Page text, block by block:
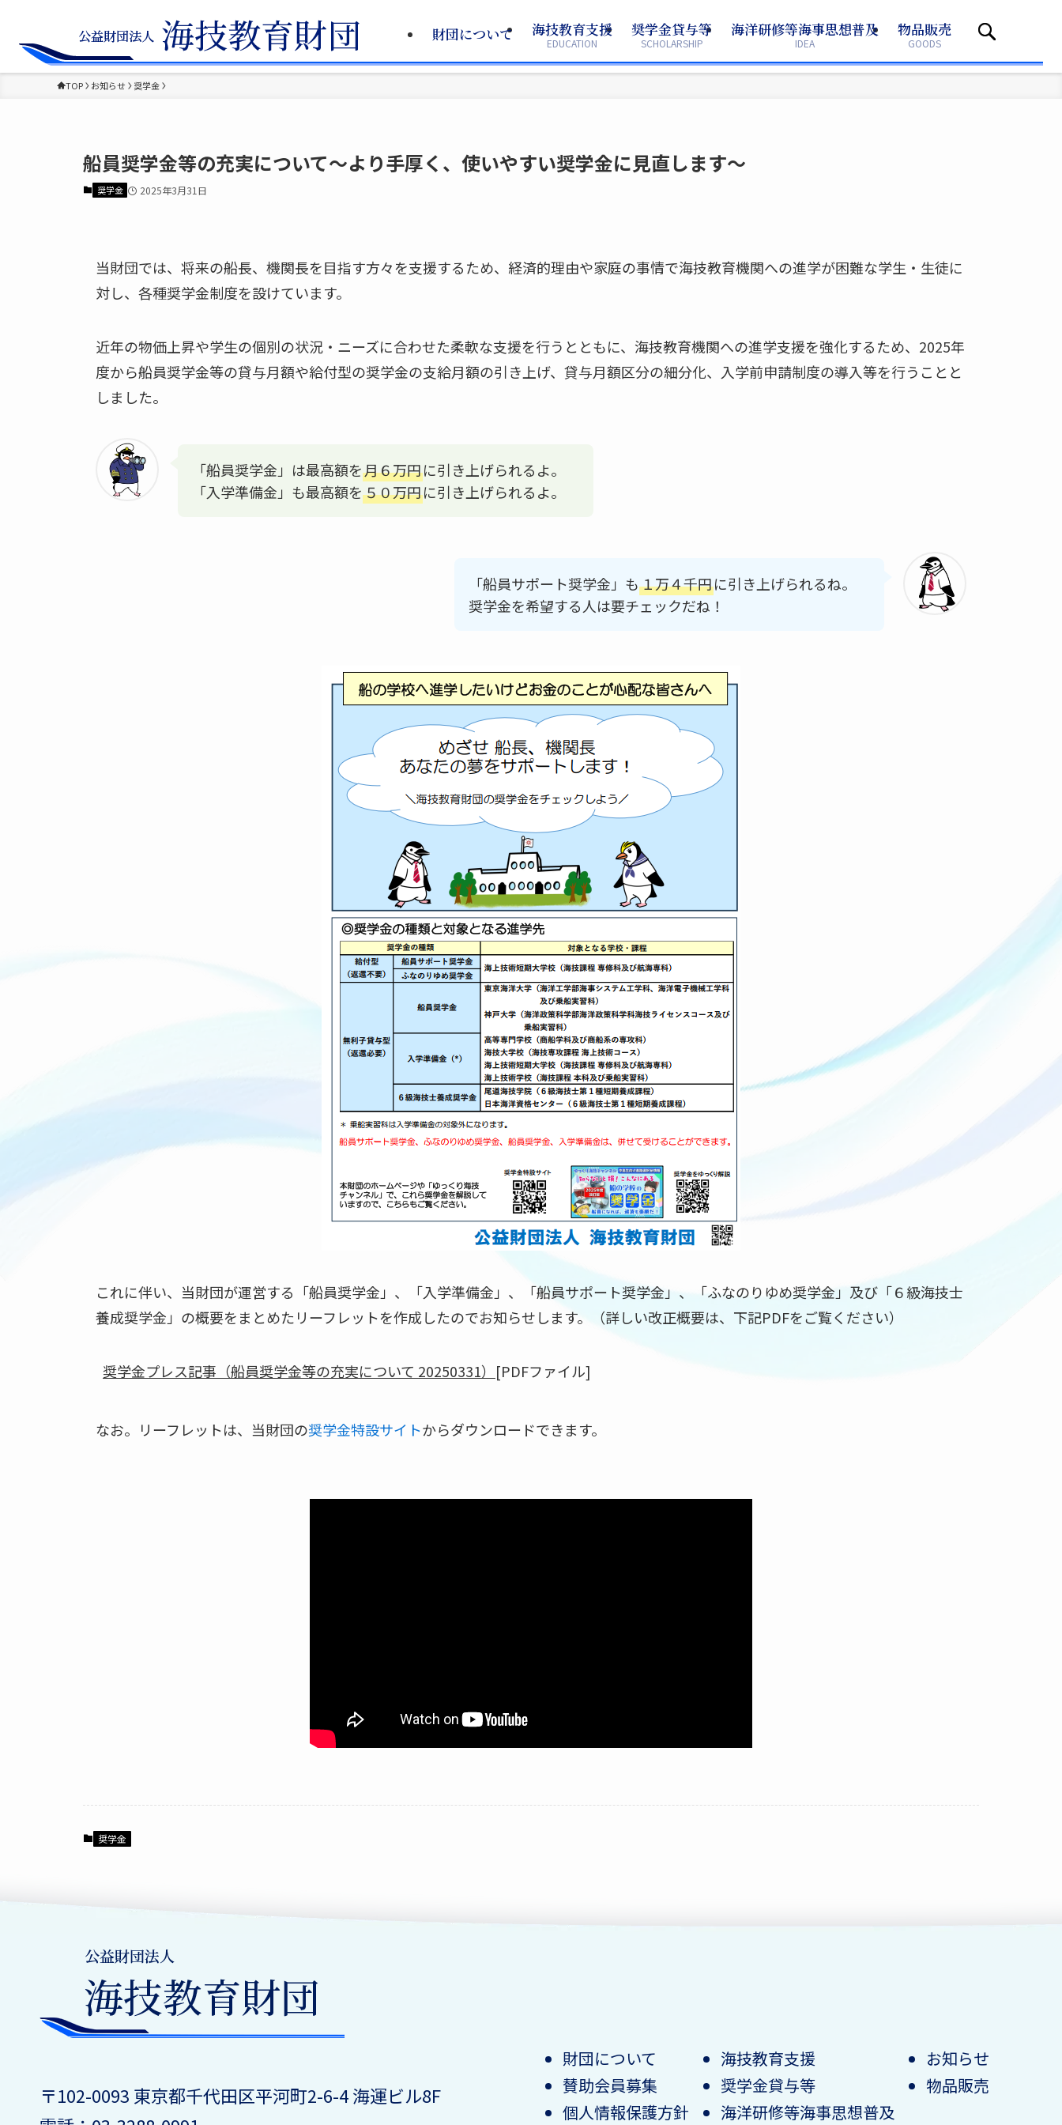
財団について 海技教育支援
EDUCATION
奨学金貸与等
SCHOLARSHIP
海洋研修等海事思想普及
IDEA
物品販売
GOODS
財団について 海技教育支援
EDUCATION
奨学金貸与等
SCHOLARSHIP
海洋研修等海事思想普及
IDEA
物品販売
GOODS
TOP お知らせ 奨学金
船員奨学金等の充実について～より手厚く、使いやすい奨学金に見直します～
奨学金 2025年3月31日
当財団では、将来の船長、機関長を目指す方々を支援するため、経済的理由や家庭の事情で海技教育機関への進学が困難な学生・生徒に
対し、各種奨学金制度を設けています。
近年の物価上昇や学生の個別の状況・ニーズに合わせた柔軟な支援を行うとともに、海技教育機関への進学支援を強化するため、2025年
度から船員奨学金等の貸与月額や給付型の奨学金の支給月額の引き上げ、貸与月額区分の細分化、入学前申請制度の導入等を行うことと
しました。
「船員奨学金」は最高額を月６万円に引き上げられるよ。
「入学準備金」も最高額を５０万円に引き上げられるよ。
「船員サポート奨学金」も１万４千円に引き上げられるね。
奨学金を希望する人は要チェックだね！
これに伴い、当財団が運営する「船員奨学金」、「入学準備金」、「船員サポート奨学金」、「ふなのりゆめ奨学金」及び「６級海技士
養成奨学金」の概要をまとめたリーフレットを作成したのでお知らせします。（詳しい改正概要は、下記PDFをご覧ください）
奨学金プレス記事（船員奨学金等の充実について 20250331） [PDFファイル]
なお。リーフレットは、当財団の奨学金特設サイトからダウンロードできます。
奨学金
〒102-0093 東京都千代田区平河町2-6-4 海運ビル8F
財団について
賛助会員募集
個人情報保護方針
海技教育支援
奨学金貸与等
海洋研修等海事思想普及
お知らせ
物品販売